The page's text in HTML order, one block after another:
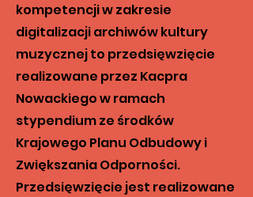
kompetencji w zakresie
digitalizacji archiwów kultury
muzycznej to przedsięwzięcie
realizowane przez Kacpra
Nowackiego w ramach
stypendium ze środków
Krajowego Planu Odbudowy i
Zwiększania Odporności.
Przedsięwzięcie jest realizowane